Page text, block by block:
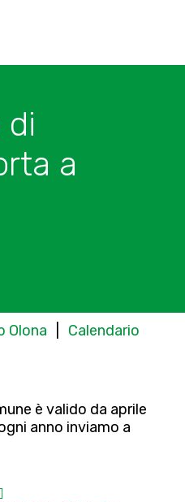
di
a
Olona Calendario
è valido da aprile
anno inviamo a